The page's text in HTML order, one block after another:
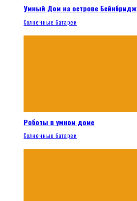
Умный Дом на острове Бейнбридж
Солнечные батареи
Роботы в умном доме
Солнечные батареи